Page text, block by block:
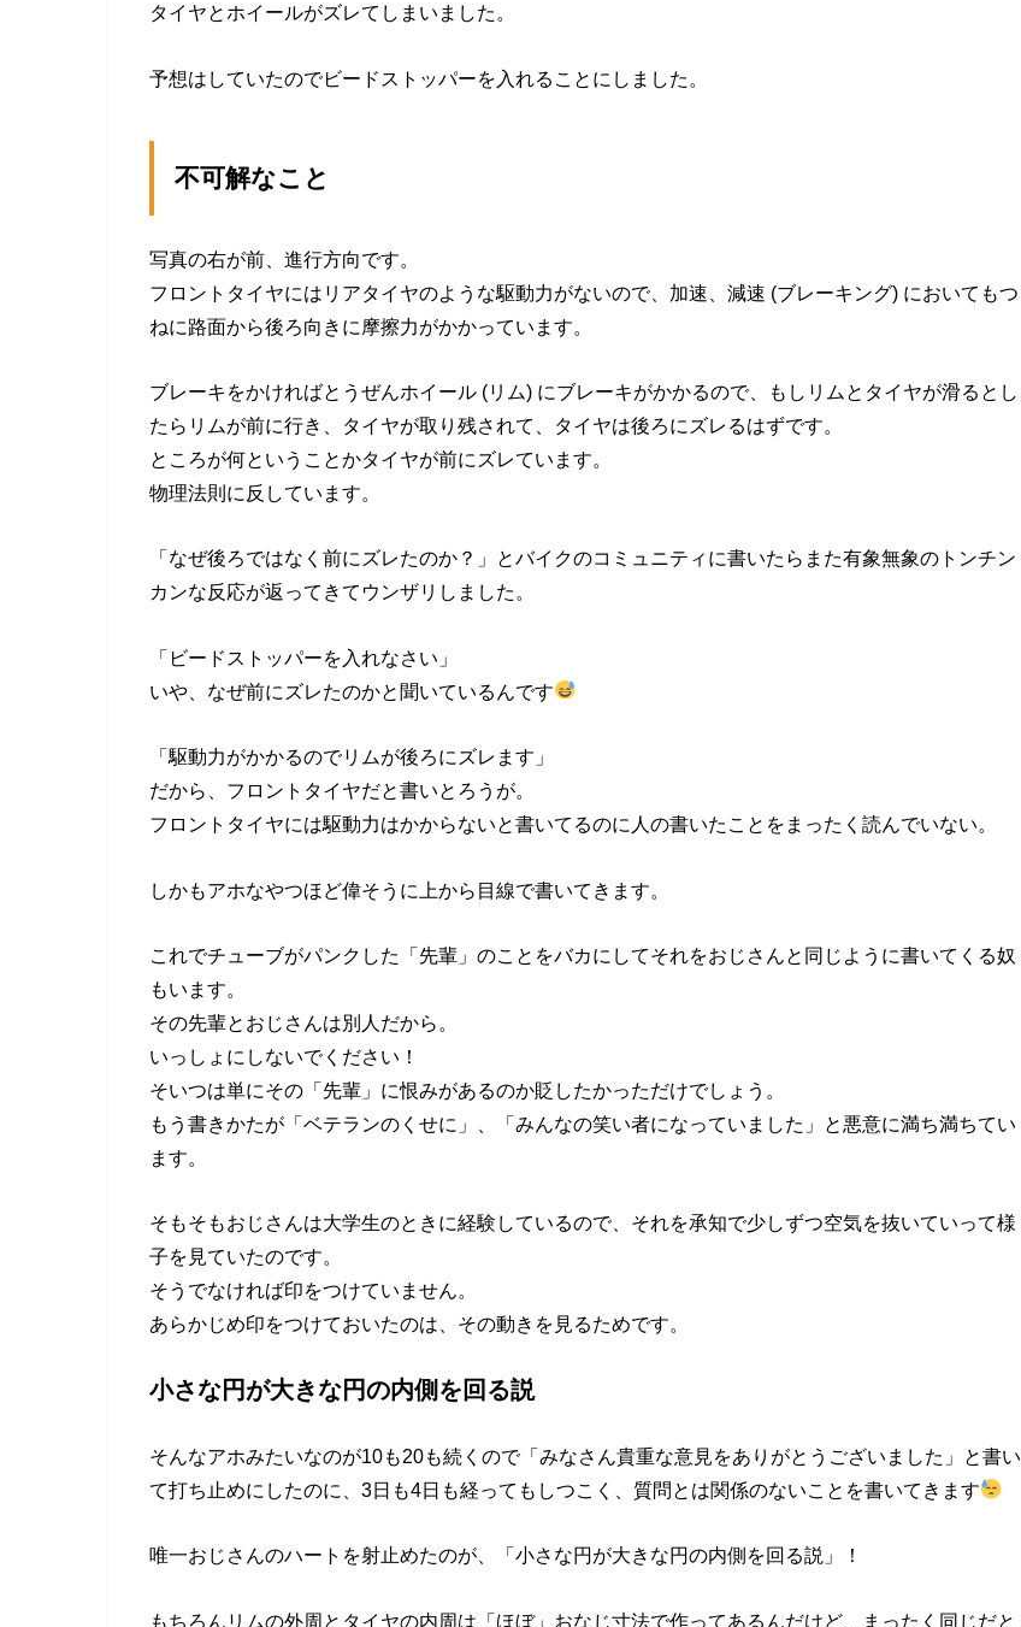
タイヤとホイールがズレてしまいました。
予想はしていたのでビードストッパーを入れることにしました。
不可解なこと
写真の右が前、進行方向です。
フロントタイヤにはリアタイヤのような駆動力がないので、加速、減速 (ブレーキング) においてもつ
ねに路面から後ろ向きに摩擦力がかかっています。
ブレーキをかければとうぜんホイール (リム) にブレーキがかかるので、もしリムとタイヤが滑るとし
たらリムが前に行き、タイヤが取り残されて、タイヤは後ろにズレるはずです。
ところが何ということかタイヤが前にズレています。
物理法則に反しています。
「なぜ後ろではなく前にズレたのか？」とバイクのコミュニティに書いたらまた有象無象のトンチン
カンな反応が返ってきてウンザリしました。
「ビードストッパーを入れなさい」
いや、なぜ前にズレたのかと聞いているんです
「駆動力がかかるのでリムが後ろにズレます」
だから、フロントタイヤだと書いとろうが。
フロントタイヤには駆動力はかからないと書いてるのに人の書いたことをまったく読んでいない。
しかもアホなやつほど偉そうに上から目線で書いてきます。
これでチューブがパンクした「先輩」のことをバカにしてそれをおじさんと同じように書いてくる奴
もいます。
その先輩とおじさんは別人だから。
いっしょにしないでください！
そいつは単にその「先輩」に恨みがあるのか貶したかっただけでしょう。
もう書きかたが「ベテランのくせに」、「みんなの笑い者になっていました」と悪意に満ち満ちてい
ます。
そもそもおじさんは大学生のときに経験しているので、それを承知で少しずつ空気を抜いていって様
子を見ていたのです。
そうでなければ印をつけていません。
あらかじめ印をつけておいたのは、その動きを見るためです。
小さな円が大きな円の内側を回る説
そんなアホみたいなのが10も20も続くので「みなさん貴重な意見をありがとうございました」と書い
て打ち止めにしたのに、3日も4日も経ってもしつこく、質問とは関係のないことを書いてきます
唯一おじさんのハートを射止めたのが、「小さな円が大きな円の内側を回る説」！
もちろんリムの外周とタイヤの内周は「ほぼ」おなじ寸法で作ってあるんだけど、まったく同じだと